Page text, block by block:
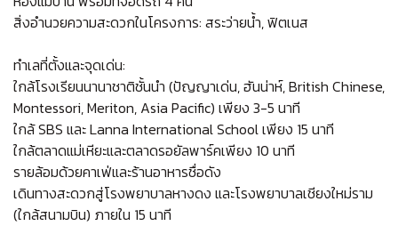
สิ่งอำนวยความสะดวกในโครงการ: สระว่ายน้ำ, ฟิตเนส
ทำเลที่ตั้งและจุดเด่น:
ใกล้โรงเรียนนานาชาติชั้นนำ (ปัญญาเด่น, ฮันน่าห์, British Chinese,
Montessori, Meriton, Asia Pacific) เพียง 3-5 นาที
ใกล้ SBS และ Lanna International School เพียง 15 นาที
ใกล้ตลาดแม่เหียะและตลาดรอยัลพาร์คเพียง 10 นาที
รายล้อมด้วยคาเฟ่และร้านอาหารชื่อดัง
เดินทางสะดวกสู่โรงพยาบาลหางดง และโรงพยาบาลเชียงใหม่ราม
(ใกล้สนามบิน) ภายใน 15 นาที